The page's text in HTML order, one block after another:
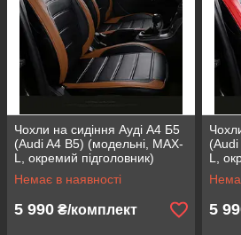
Чохли на сидіння Ауді А4 Б5
(Audi A4 B5) (модельні, MAX-
L, окремий підголовник)
Коричневий
Немає в наявності
5 990 ₴/комплект
L,
5